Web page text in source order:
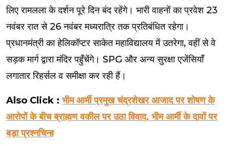
लिए रामलला के दर्शन पूरे दिन बंद रहेंगे। भारी वाहनों का प्रवेश 23
नवंबर रात से 26 नवंबर मध्यरात्रि तक प्रतिबंधित रहेगा।
प्रधानमंत्री का हेलिकॉप्टर साकेत महाविद्यालय में उतरेगा, वहीं से वे
सड़क मार्ग द्वारा मंदिर पहुँचेंगे। SPG और अन्य सुरक्षा एजेंसियाँ
लगातार रिहर्सल व समीक्षा कर रही हैं।
Also Click : भीम आर्मी प्रमुख चंद्रशेखर आजाद पर शोषण के
आरोपों के बीच ब्राह्मण वकील पर उठा विवाद, भीम आर्मी के दावों पर
बड़ा प्रश्नचिन्ह